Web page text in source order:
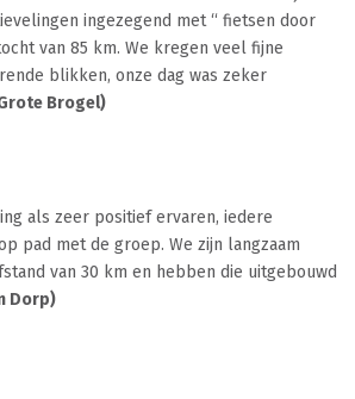
ingezegend met “ fietsen door
van 85 km. We kregen veel fijne
blikken, onze dag was zeker
Brogel)
als zeer positief ervaren, iedere
pad met de groep. We zijn langzaam
van 30 km en hebben die uitgebouwd
Dorp)